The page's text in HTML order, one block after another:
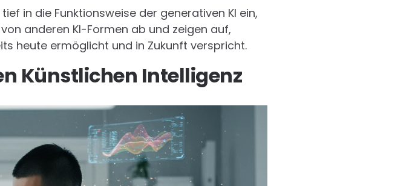
in die Funktionsweise der generativen KI ein,
anderen KI-Formen ab und zeigen auf,
heute ermöglicht und in Zukunft verspricht.
Künstlichen Intelligenz